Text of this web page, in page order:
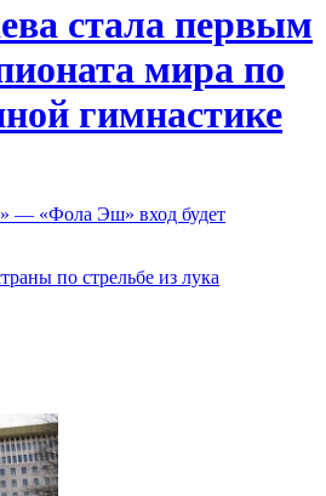
стала первым
мира по
гимнастике
— «Фола Эш» вход будет
по стрельбе из лука